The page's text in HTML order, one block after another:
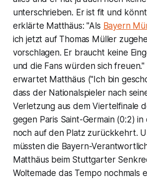
unterschrieben. Er ist fit und
erklärte Matthäus: "Als Bayern
ich jetzt auf Thomas Müller
vorschlagen. Er braucht keine
und die Fans würden sich freuen."
erwartet Matthäus ("Ich bin
dass der Nationalspieler nach
Verletzung aus dem Viertelfinale
gegen Paris Saint-Germain (0:2) in
noch auf den Platz zurückkehrt.
müssten die Bayern-
Matthäus beim Stuttgarter
Woltemade das Tempo nochmals